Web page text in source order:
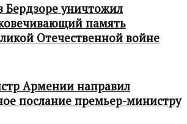
Бердзоре уничтожил
память
Отечественной войне
Армении направил
послание премьер-министру